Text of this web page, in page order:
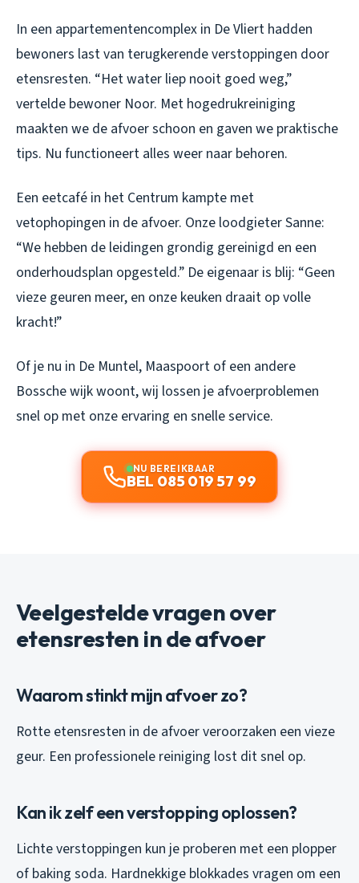
In een appartementencomplex in De Vliert hadden
bewoners last van terugkerende verstoppingen door
etensresten. “Het water liep nooit goed weg,”
vertelde bewoner Noor. Met hogedrukreiniging
maakten we de afvoer schoon en gaven we praktische
tips. Nu functioneert alles weer naar behoren.
Een eetcafé in het Centrum kampte met
vetophopingen in de afvoer. Onze loodgieter Sanne:
“We hebben de leidingen grondig gereinigd en een
onderhoudsplan opgesteld.” De eigenaar is blij: “Geen
vieze geuren meer, en onze keuken draait op volle
kracht!”
Of je nu in De Muntel, Maaspoort of een andere
Bossche wijk woont, wij lossen je afvoerproblemen
snel op met onze ervaring en snelle service.
NU BEREIKBAAR
BEL 085 019 57 99
Veelgestelde vragen over
etensresten in de afvoer
Waarom stinkt mijn afvoer zo?
Rotte etensresten in de afvoer veroorzaken een vieze
geur. Een professionele reiniging lost dit snel op.
Kan ik zelf een verstopping oplossen?
Lichte verstoppingen kun je proberen met een plopper
of baking soda. Hardnekkige blokkades vragen om een